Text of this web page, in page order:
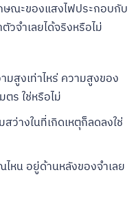
ษณะของแสงไฟประกอบกับ
วจำเลยได้จริงหรือไม่
มสูงเท่าไหร่ ความสูงของ
ร ใช่หรือไม่
ว่างในที่เกิดเหตุก็ลดลงใช่
หน อยู่ด้านหลังของจำเลย